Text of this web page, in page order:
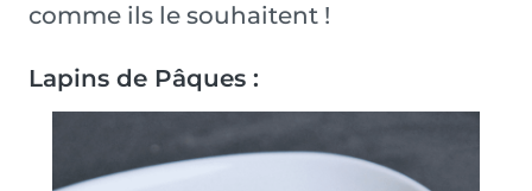
comme ils le souhaitent !
Lapins de Pâques :